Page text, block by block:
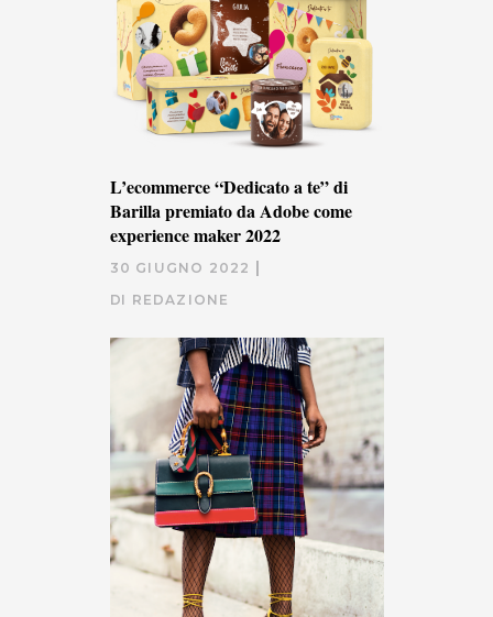
L’ecommerce “Dedicato a te” di
Barilla premiato da Adobe come
experience maker 2022
30 GIUGNO 2022
DI REDAZIONE